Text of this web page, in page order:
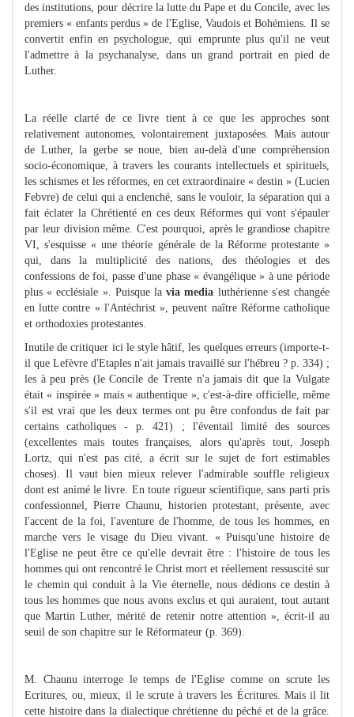
des institutions, pour décrire la lutte du Pape et du Concile, avec les
premiers « enfants perdus » de l'Eglise, Vaudois et Bohémiens. Il se
convertit enfin en psychologue, qui emprunte plus qu'il ne veut
l'admettre à la psychanalyse, dans un grand portrait en pied de
Luther.
La réelle clarté de ce livre tient à ce que les approches sont
relativement autonomes, volontairement juxtaposées. Mais autour
de Luther, la gerbe se noue, bien au-delà d'une compréhension
socio-économique, à travers les courants intellectuels et spirituels,
les schismes et les réformes, en cet extraordinaire « destin » (Lucien
Febvre) de celui qui a enclenché, sans le vouloir, la séparation qui a
fait éclater la Chrétienté en ces deux Réformes qui vont s'épauler
par leur division même. C'est pourquoi, après le grandiose chapitre
VI, s'esquisse « une théorie générale de la Réforme protestante »
qui, dans la multiplicité des nations, des théologies et des
confessions de foi, passe d'une phase « évangélique » à une période
plus « ecclésiale ». Puisque lavia media luthérienne s'est changée
en lutte contre « l'Antéchrist », peuvent naître Réforme catholique
et orthodoxies protestantes.
Inutile de critiquer ici le style hâtif, les quelques erreurs (importe-t-
il que Lefèvre d'Etaples n'ait jamais travaillé sur l'hébreu ? p. 334) ;
les à peu près (le Concile de Trente n'a jamais dit que la Vulgate
était « inspirée » mais « authentique », c'est-à-dire officielle, même
s'il est vrai que les deux termes ont pu être confondus de fait par
certains catholiques - p. 421) ; l'éventail limité des sources
(excellentes mais toutes françaises, alors qu'après tout, Joseph
Lortz, qui n'est pas cité, a écrit sur le sujet de fort estimables
choses). Il vaut bien mieux relever l'admirable souffle religieux
dont est animé le livre. En toute rigueur scientifique, sans parti pris
confessionnel, Pierre Chaunu, historien protestant, présente, avec
l'accent de la foi, l'aventure de l'homme, de tous les hommes, en
marche vers le visage du Dieu vivant. « Puisqu'une histoire de
l'Eglise ne peut être ce qu'elle devrait être : l'histoire de tous les
hommes qui ont rencontré le Christ mort et réellement ressuscité sur
le chemin qui conduit à la Vie éternelle, nous dédions ce destin à
tous les hommes que nous avons exclus et qui auraient, tout autant
que Martin Luther, mérité de retenir notre attention », écrit-il au
seuil de son chapitre sur le Réformateur (p. 369).
M. Chaunu interroge le temps de l'Eglise comme on scrute les
Ecritures, ou, mieux, il le scrute à travers les Écritures. Mais il lit
cette histoire dans la dialectique chrétienne du péché et de la grâce.